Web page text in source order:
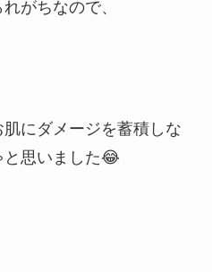
がちなので、
にダメージを蓄積しな
と思いました😂